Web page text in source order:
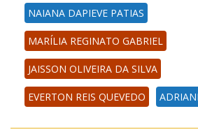
NAIANA DAPIEVE PATIAS
MARÍLIA REGINATO GABRIEL
JAISSON OLIVEIRA DA SILVA
EVERTON REIS QUEVEDO